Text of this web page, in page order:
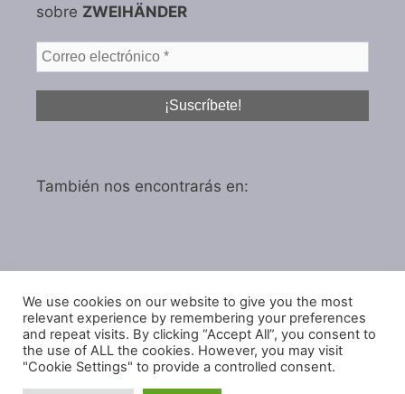
sobre ZWEIHÄNDER
También nos encontrarás en:
Política de privacidad
Política de cookies
We use cookies on our website to give you the most
relevant experience by remembering your preferences
and repeat visits. By clicking “Accept All”, you consent to
the use of ALL the cookies. However, you may visit
"Cookie Settings" to provide a controlled consent.